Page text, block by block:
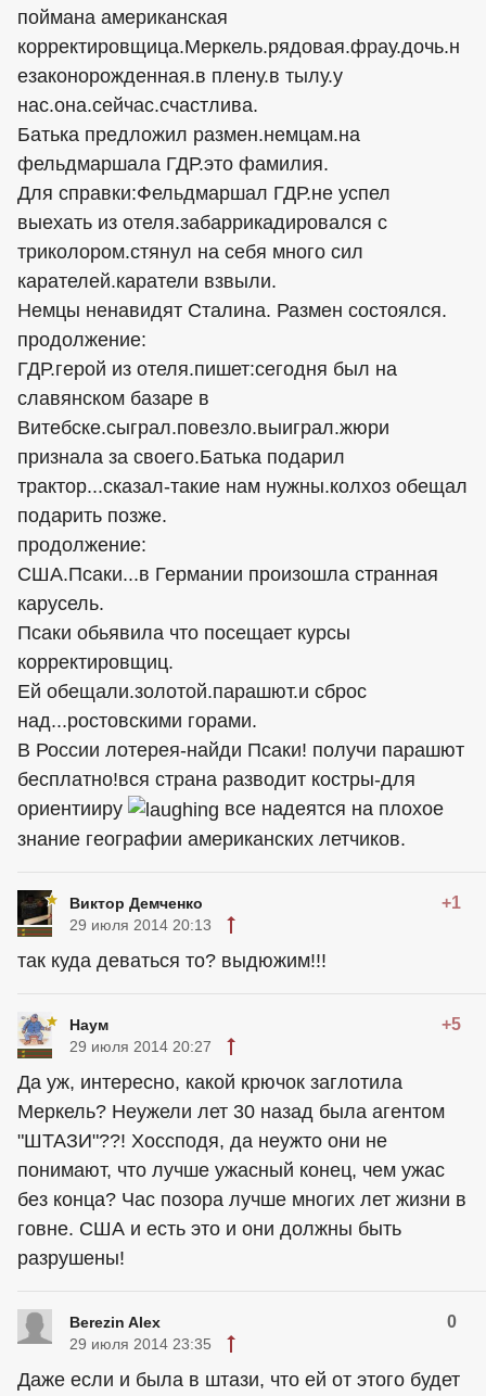
поймана американская
корректировщица.Меркель.рядовая.фрау.дочь.н
езаконорожденная.в плену.в тылу.у
нас.она.сейчас.счастлива.
Батька предложил размен.немцам.на
фельдмаршала ГДР.это фамилия.
Для справки:Фельдмаршал ГДР.не успел
выехать из отеля.забаррикадировался с
триколором.стянул на себя много сил
карателей.каратели взвыли.
Немцы ненавидят Сталина. Размен состоялся.
продолжение:
ГДР.герой из отеля.пишет:сегодня был на
славянском базаре в
Витебске.сыграл.повезло.выиграл.жюри
признала за своего.Батька подарил
трактор...сказал-такие нам нужны.колхоз обещал
подарить позже.
продолжение:
США.Псаки...в Германии произошла странная
карусель.
Псаки обьявила что посещает курсы
корректировщиц.
Ей обещали.золотой.парашют.и сброс
над...ростовскими горами.
В России лотерея-найди Псаки! получи парашют
бесплатно!вся страна разводит костры-для
ориентииру
все надеятся на плохое
знание географии американских летчиков.
Виктор Демченко +1
29 июля 2014 20:13
так куда деваться то? выдюжим!!!
Наум +5
29 июля 2014 20:27
Да уж, интересно, какой крючок заглотила
Меркель? Неужели лет 30 назад была агентом
"ШТАЗИ"??! Хоссподя, да неужто они не
понимают, что лучше ужасный конец, чем ужас
без конца? Час позора лучше многих лет жизни в
говне. США и есть это и они должны быть
разрушены!
Berezin Alex 0
29 июля 2014 23:35
Даже если и была в штази, что ей от этого будет